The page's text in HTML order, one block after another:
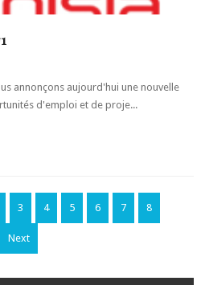
annonçons aujourd'hui une nouvelle
d'emploi et de proje...
3 4 5 6 7 8
Next